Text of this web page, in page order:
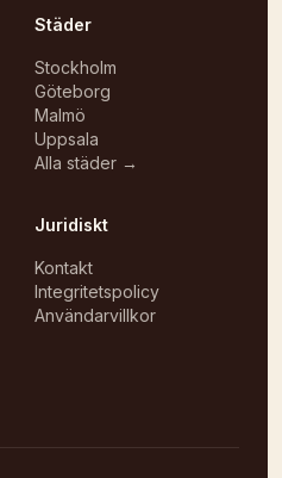
Städer
Stockholm
Göteborg
Malmö
Uppsala
Alla städer →
Juridiskt
Kontakt
Integritetspolicy
Användarvillkor